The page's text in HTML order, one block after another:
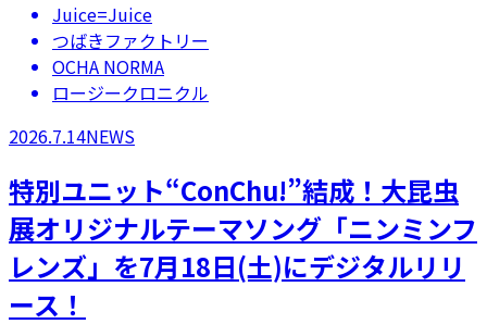
Juice=Juice
つばきファクトリー
OCHA NORMA
ロージークロニクル
2026.7.14NEWS
特別ユニット“ConChu!”結成！大昆虫
展オリジナルテーマソング「ニンミンフ
レンズ」を7月18日(土)にデジタルリリ
ース！